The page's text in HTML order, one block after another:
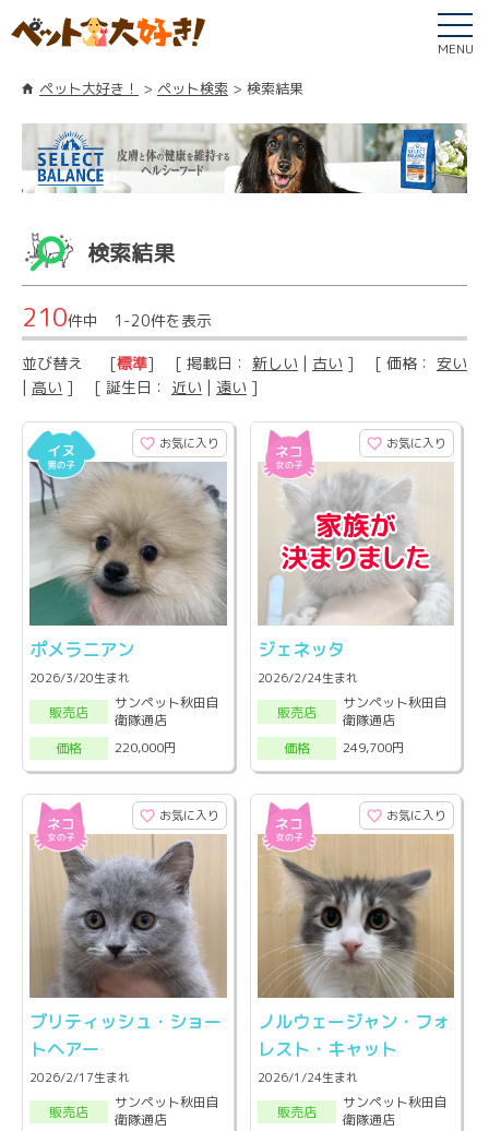
MENU
ペット大好き！ ペット検索 検索結果
検索結果
210件中 1-20件を表示
並び替え [標準] [ 掲載日： 新しい | 古い ] [ 価格： 安い
| 高い ] [ 誕生日： 近い | 遠い ]
お気に入り
ポメラニアン
2026/3/20生まれ
販売店
サンペット秋田自
衛隊通店
価格
220,000円
お気に入り
ジェネッタ
2026/2/24生まれ
販売店
サンペット秋田自
衛隊通店
価格
249,700円
お気に入り
ブリティッシュ・ショー
トヘアー
2026/2/17生まれ
販売店
サンペット秋田自
衛隊通店
お気に入り
ノルウェージャン・フォ
レスト・キャット
2026/1/24生まれ
販売店
サンペット秋田自
衛隊通店